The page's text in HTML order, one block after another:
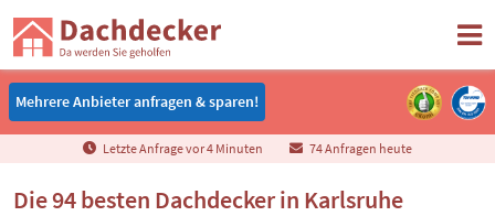
Mehrere Anbieter anfragen & sparen!
Mehrere Anbieter anfragen & sparen!
Letzte Anfrage vor4 Minuten 74 Anfragen heute
Die 94 besten Dachdecker in Karlsruhe